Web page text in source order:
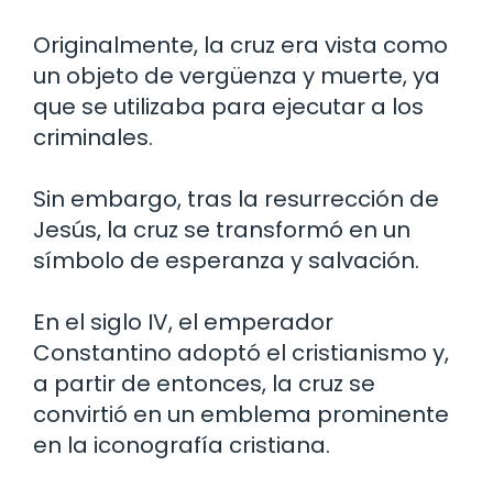
Originalmente, la cruz era vista como
un objeto de vergüenza y muerte, ya
que se utilizaba para ejecutar a los
criminales.
Sin embargo, tras la resurrección de
Jesús, la cruz se transformó en un
símbolo de esperanza y salvación.
En el siglo IV, el emperador
Constantino adoptó el cristianismo y,
a partir de entonces, la cruz se
convirtió en un emblema prominente
en la iconografía cristiana.